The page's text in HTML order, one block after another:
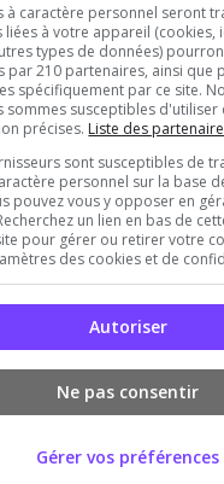
soumises à nos
ventes.
à caractère personnel seront
à votre appareil (cookies,
types de données)
par 210 partenaires, ainsi que
spécifiquement par ce site.
sommes susceptibles d'utiliser
précises. Liste des
sont susceptibles de
personnel sur la base
pouvez vous y opposer en
un lien en bas de
pour gérer ou retirer votre
des cookies et de
Autoriser
Ne pas consentir
Gérer vos préférences